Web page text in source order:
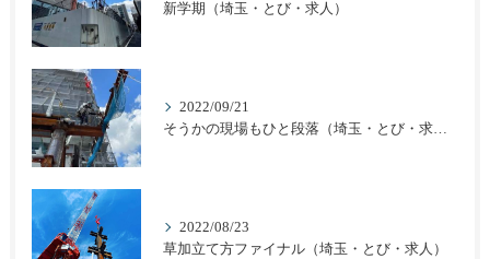
新学期（埼玉・とび・求人）
2022/09/21
そうかの現場もひと段落（埼玉・とび・求人）
2022/08/23
草加立て方ファイナル（埼玉・とび・求人）